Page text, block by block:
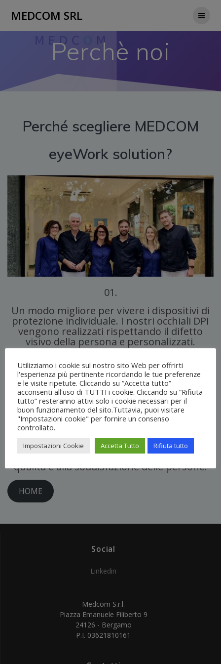
MEDCOM SRL
Perchè noi
Perché scegliere MEDCOM
eyeWork solution?
01.
Un modo migliore per vivere i dispositivi di
protezione individuale. I nostri occhiali DPI
vengono realizzati rispettando il difetto
visivo della persona e personalizzati.
02.
Siamo al vostro fianco, con il vostro
referente risorse umane
e responsabili della sicurezza per
rispondere alle esigenze e eventuali
difficoltà visive dei vostri dipendenti.
03.
Investire nella sicurezza puntando alla
qualità e alla soddisfazione delle persone.
HOME
Social
Linkedin
Medcom S.r.l.
Piazza Emanuele Filiberto 9
24126 - Bergamo
P.I. 03621810161
Utilizziamo i cookie sul nostro sito Web per offrirti
l'esperienza più pertinente ricordando le tue preferenze
e le visite ripetute. Cliccando su “Accetta tutto”
acconsenti all'uso di TUTTI i cookie. Cliccando su “Rifiuta
tutto” resteranno attivi solo i cookie necessari per il
buon funzionamento del sito.Tuttavia, puoi visitare
"Impostazioni cookie" per fornire un consenso
controllato.
Impostazioni Cookie Accetta Tutto Rifiuta tutto